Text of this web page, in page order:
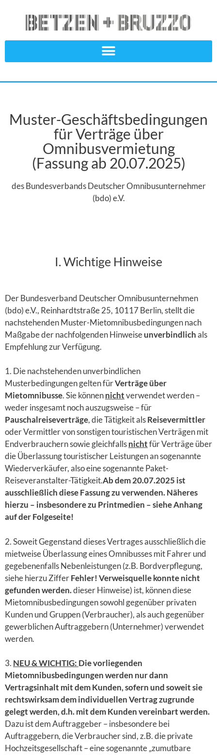
Muster-Geschäftsbedingungen
für Verträge über
Omnibusvermietung
(Fassung ab 20.07.2025)
des Bundesverbands Deutscher Omnibusunternehmer
(bdo) e.V.
I. Wichtige Hinweise
Der Bundesverband Deutscher Omnibusunternehmen
(bdo) e.V., Reinhardtstraße 25, 10117 Berlin, stellt die
nachstehenden Muster-Mietomnibus­bedingun­gen nach
Maßgabe der nachfolgenden Hinweiseunverbindlichals
Empfehlung zur Verfügung.
1. Die nachstehenden unverbindlichen
Musterbedingungen gelten fürVerträge über
Mietomnibusse. Sie könnennichtverwendet werden –
weder insgesamt noch auszugsweise – für
Pauschalreiseverträge, die Tätigkeit alsReisevermittler
oder Vermittler von sonstigen touristischen Verträgen mit
Endverbrauchern sowie gleichfallsnichtfür Verträge über
die Überlassung touristischer Leistungen an sogenannte
Wiederverkäufer, also eine sogenannte Paket-
Reiseveranstalter-Tätigkeit.Ab dem 20.07.2025 ist
ausschließlich diese Fassung zu verwenden. Näheres
hierzu – insbesondere zu Printmedien – siehe Anhang
auf der Folgeseite!
2. Soweit Gegenstand dieses Vertrages ausschließlich die
mietweise Überlassung eines Omnibusses mit Fahrer und
gegebenenfalls Nebenleistungen (z.B. Bordverpflegung,
siehe hierzu ZifferFehler! Verweisquelle konnte nicht
gefunden werden.dieser Hinweise) ist, können diese
Mietomnibusbedingungen sowohl gegenüber privaten
Kunden und Gruppen (Verbraucher), als auch gegenüber
gewerblichen Auftraggebern (Unternehmer) verwendet
werden.
3. NEU & WICHTIG: Die vorliegenden
Mietomnibusbedingungen werden nur dann
Vertragsinhalt mit dem Kunden, sofern und soweit sie
rechtswirksam dem individuellen Vertrag zugrunde
gelegt werden, d.h. mit dem Kunden vereinbart werden.
Dazu ist dem Auftraggeber – insbesondere bei
Auftraggebern, die Verbraucher sind, z.B. die private
Hochzeitsgesellschaft – eine sogenannte „zumutbare